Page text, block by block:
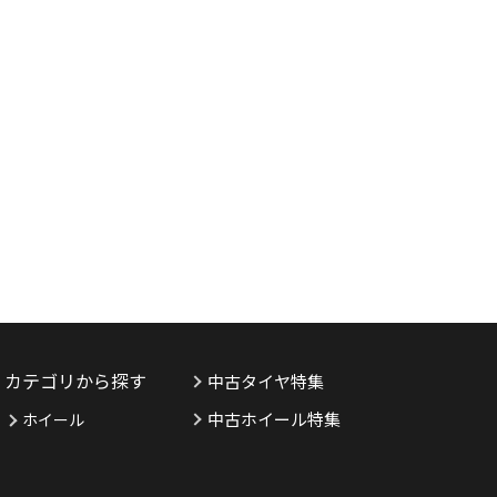
カテゴリから探す
ホイール
中古タイヤ特集
中古ホイール特集